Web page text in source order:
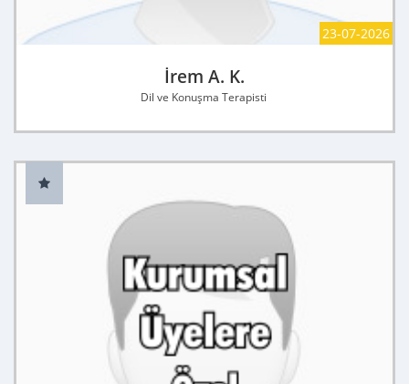
23-07-2026
İrem A. K.
Dil ve Konuşma Terapisti